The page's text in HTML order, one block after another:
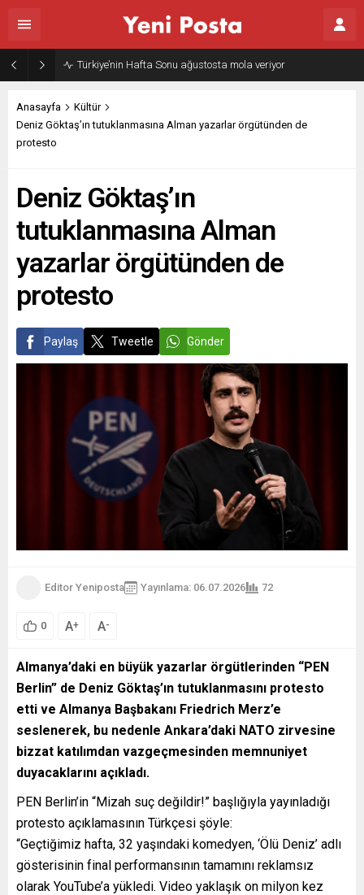
Gazze’nin geleceği: Teknokratik kontrol mü, kolonializm mi?
Anasayfa
Kültür
Deniz Göktaş’ın tutuklanmasına Alman yazarlar örgütünden de
protesto
Deniz Göktaş’ın
tutuklanmasına Alman
yazarlar örgütünden de
protesto
Paylaş Tweetle Gönder
Editor Yeniposta Yayınlama: 06.07.2026 72
0 A+ A-
Almanya’daki en büyük yazarlar örgütlerinden “PEN
Berlin” de Deniz Göktaş’ın tutuklanmasını protesto
etti ve Almanya Başbakanı Friedrich Merz’e
seslenerek, bu nedenle Ankara’daki NATO zirvesine
bizzat katılımdan vazgeçmesinden memnuniyet
duyacaklarını açıkladı.
PEN Berlin’in “Mizah suç değildir!” başlığıyla yayınladığı
protesto açıklamasının Türkçesi şöyle:
“Geçtiğimiz hafta, 32 yaşındaki komedyen, ‘Ölü Deniz’ adlı
gösterisinin final performansının tamamını reklamsız
olarak YouTube’a yükledi. Video yaklaşık on milyon kez